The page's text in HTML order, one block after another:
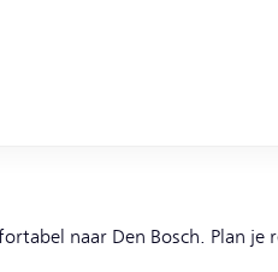
naar Den Bosch. Plan je